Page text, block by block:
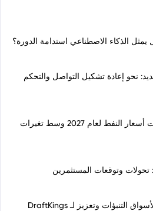
يمثل الذكاء الاصطناعي استدامة الدورة؟
نحو إعادة تشكيل التواصل والتحكم
جولدمان ساكس يخفض توقعات أسعار النفط لعام 2027 وسط تغيرات
تحولات وتوقعات المستثمرين